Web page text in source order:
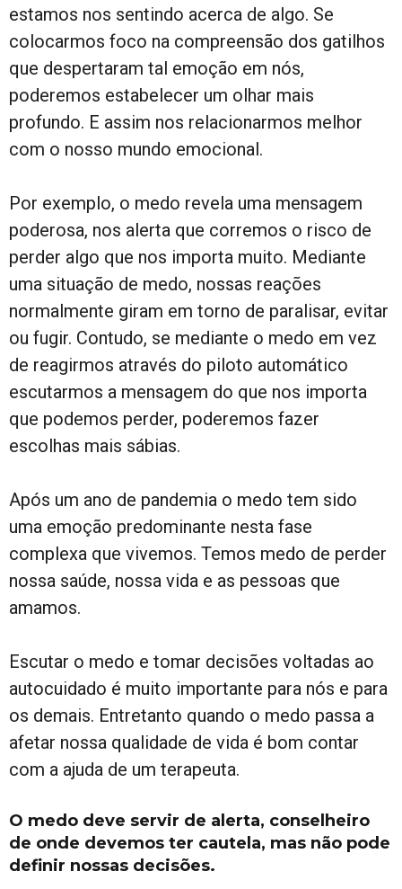
estamos nos sentindo acerca de algo. Se
colocarmos foco na compreensão dos gatilhos
que despertaram tal emoção em nós,
poderemos estabelecer um olhar mais
profundo. E assim nos relacionarmos melhor
com o nosso mundo emocional.
Por exemplo, o medo revela uma mensagem
poderosa, nos alerta que corremos o risco de
perder algo que nos importa muito. Mediante
uma situação de medo, nossas reações
normalmente giram em torno de paralisar, evitar
ou fugir. Contudo, se mediante o medo em vez
de reagirmos através do piloto automático
escutarmos a mensagem do que nos importa
que podemos perder, poderemos fazer
escolhas mais sábias.
Após um ano de pandemia o medo tem sido
uma emoção predominante nesta fase
complexa que vivemos. Temos medo de perder
nossa saúde, nossa vida e as pessoas que
amamos.
Escutar o medo e tomar decisões voltadas ao
autocuidado é muito importante para nós e para
os demais. Entretanto quando o medo passa a
afetar nossa qualidade de vida é bom contar
com a ajuda de um terapeuta.
O medo deve servir de alerta, conselheiro
de onde devemos ter cautela, mas não pode
definir nossas decisões.